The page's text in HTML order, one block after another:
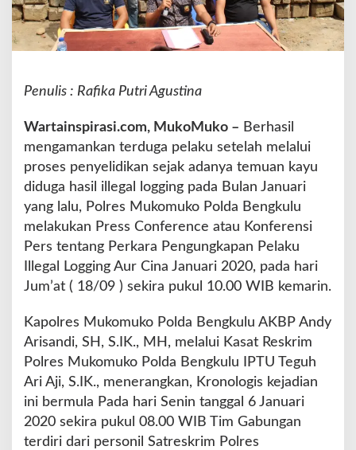
k
T
u
e
l
a
k
I
l
l
e
l
L
o
g
i
n
g
Penulis : Rafika Putri Agustina
Wartainspirasi.com, MukoMuko – Berhasil
mengamankan terduga pelaku setelah melalui
proses penyelidikan sejak adanya temuan kayu
diduga hasil illegal logging pada Bulan Januari
yang lalu, Polres Mukomuko Polda Bengkulu
melakukan Press Conference atau Konferensi
Pers tentang Perkara Pengungkapan Pelaku
Illegal Logging Aur Cina Januari 2020, pada hari
Jum’at ( 18/09 ) sekira pukul 10.00 WIB kemarin.
Kapolres Mukomuko Polda Bengkulu AKBP Andy
Arisandi, SH, S.IK., MH, melalui Kasat Reskrim
Polres Mukomuko Polda Bengkulu IPTU Teguh
Ari Aji, S.IK., menerangkan, Kronologis kejadian
ini bermula Pada hari Senin tanggal 6 Januari
2020 sekira pukul 08.00 WIB Tim Gabungan
terdiri dari personil Satreskrim Polres